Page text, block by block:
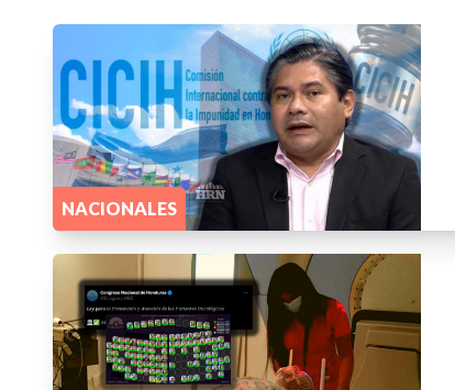
NACIONALES